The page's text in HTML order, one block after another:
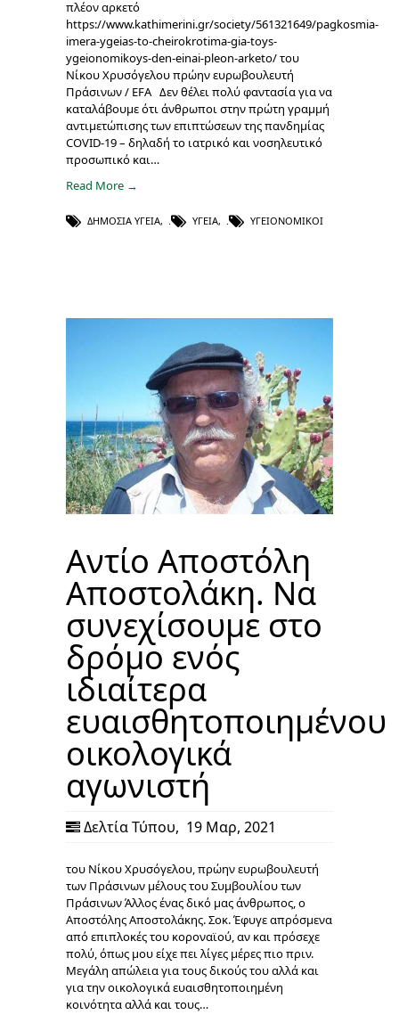
πλέον αρκετό
https://www.kathimerini.gr/society/561321649/pagkosmia-
imera-ygeias-to-cheirokrotima-gia-toys-
ygeionomikoys-den-einai-pleon-arketo/ του
Νίκου Χρυσόγελου πρώην ευρωβουλευτή
Πράσινων / EFA Δεν θέλει πολύ φαντασία για να
καταλάβουμε ότι άνθρωποι στην πρώτη γραμμή
αντιμετώπισης των επιπτώσεων της πανδημίας
COVID-19 – δηλαδή το ιατρικό και νοσηλευτικό
προσωπικό και…
Read More →
ΔΗΜΌΣΙΑ ΥΓΕΊΑ, ΥΓΕΊΑ, ΥΓΕΙΟΝΟΜΙΚΟΊ
Αντίο Αποστόλη
Αποστολάκη. Να
συνεχίσουμε στο
δρόμο ενός
ιδιαίτερα
ευαισθητοποιημένου
οικολογικά
αγωνιστή
Δελτία Τύπου, 19 Μαρ, 2021
του Νίκου Χρυσόγελου, πρώην ευρωβουλευτή
των Πράσινων μέλους του Συμβουλίου των
Πράσινων Άλλος ένας δικό μας άνθρωπος, ο
Αποστόλης Αποστολάκης. Σοκ. Έφυγε απρόσμενα
από επιπλοκές του κοροναϊού, αν και πρόσεχε
πολύ, όπως μου είχε πει λίγες μέρες πιο πριν.
Μεγάλη απώλεια για τους δικούς του αλλά και
για την οικολογικά ευαισθητοποιημένη
κοινότητα αλλά και τους…